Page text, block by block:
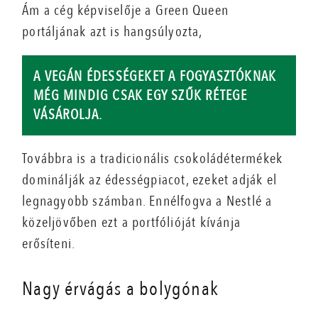
Ám a cég képviselője a Green Queen
portáljának azt is hangsúlyozta,
A VEGÁN ÉDESSÉGEKET A FOGYASZTÓKNAK
MÉG MINDIG CSAK EGY SZŰK RÉTEGE
VÁSÁROLJA.
Továbbra is a tradicionális csokoládétermékek
dominálják az édességpiacot, ezeket adják el
legnagyobb számban. Ennélfogva a Nestlé a
közeljövőben ezt a portfólióját kívánja
erősíteni.
Nagy érvágás a bolygónak